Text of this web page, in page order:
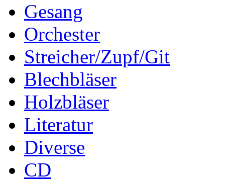
Gesang
Orchester
Streicher/Zupf/Git
Blechbläser
Holzbläser
Literatur
Diverse
CD